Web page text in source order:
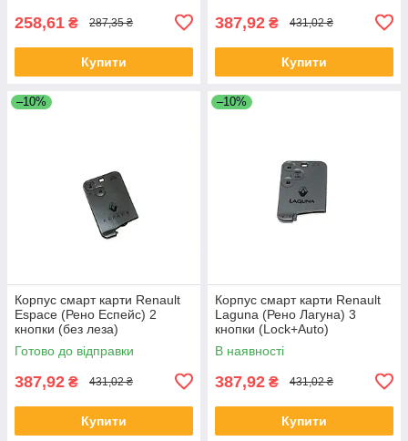
258,61 ₴ 287,35 ₴
Купити
387,92 ₴ 431,02 ₴
Купити
–10%
Корпус смарт карти Renault
Espace (Рено Еспейс) 2
кнопки (без леза)
Готово до відправки
387,92 ₴ 431,02 ₴
Купити
–10%
Корпус смарт карти Renault
Laguna (Рено Лагуна) 3
кнопки (Lock+Auto)
В наявності
387,92 ₴ 431,02 ₴
Купити